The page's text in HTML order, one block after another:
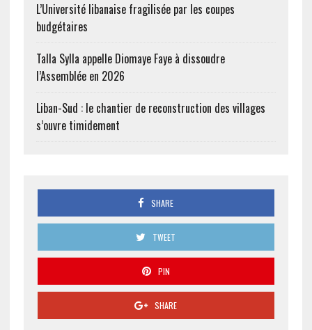
L’Université libanaise fragilisée par les coupes
budgétaires
Talla Sylla appelle Diomaye Faye à dissoudre
l’Assemblée en 2026
Liban-Sud : le chantier de reconstruction des villages
s’ouvre timidement
SHARE
TWEET
PIN
SHARE